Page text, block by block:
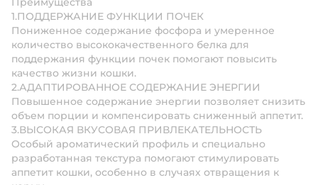
1.ПОДДЕРЖАНИЕ ФУНКЦИИ ПОЧЕК
Пониженное содержание фосфора и умеренное
количество высококачественного белка для
поддержания функции почек помогают повысить
качество жизни кошки.
2.АДАПТИРОВАННОЕ СОДЕРЖАНИЕ ЭНЕРГИИ
Повышенное содержание энергии позволяет снизить
объем порции и компенсировать сниженный аппетит.
3.ВЫСОКАЯ ВКУСОВАЯ ПРИВЛЕКАТЕЛЬНОСТЬ
Особый ароматический профиль и специально
разработанная текстура помогают стимулировать
аппетит кошки, особенно в случаях отвращения к